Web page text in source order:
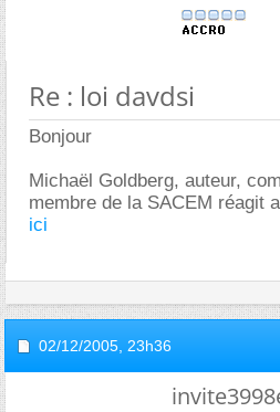
Re : loi davdsi
Bonjour
Michaël Goldberg, auteur,
membre de la SACEM réagit
ici
02/12/2005, 23h36